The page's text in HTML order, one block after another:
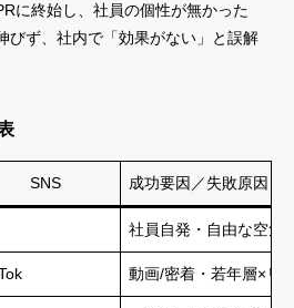
に終始し、社員の個性が無かった
びず、社内で「効果がない」と誤解
SNS 成功要因／失敗原因
社員自発・自由な空気
動画/密着・若年層×リ